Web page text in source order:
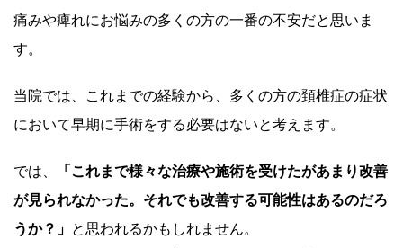
痛みや痺れにお悩みの多くの方の一番の不安だと思いま
す。
当院では、これまでの経験から、多くの方の頚椎症の症状
において早期に手術をする必要はないと考えます。
では、
「これまで様々な治療や施術を受けたがあまり改善
が見られなかった。それでも改善する可能性はあるのだろ
うか？」 と思われるかもしれません。